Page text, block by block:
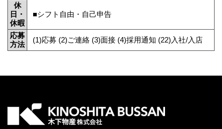
休
日・
休暇
■シフト自由・自己申告
応募
方法
(1)応募 (2)ご連絡 (3)面接 (4)採用通知 (22)入社/入店